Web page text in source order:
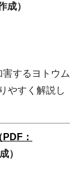
成）
するヨトウム
やすく解説し
：
）